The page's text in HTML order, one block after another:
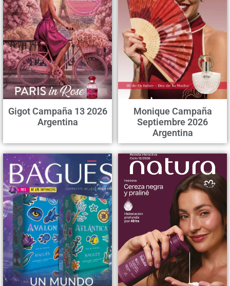
Gigot Campaña 13 2026
Argentina
Monique Campaña
Septiembre 2026
Argentina